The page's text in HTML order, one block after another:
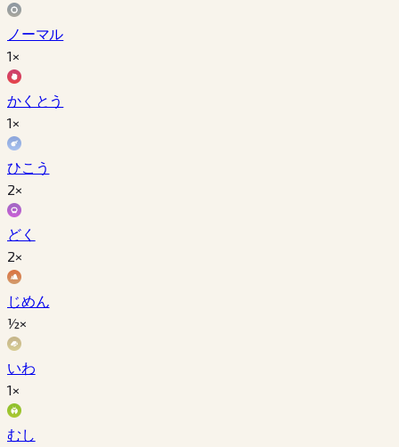
ノーマル
1×
かくとう
1×
ひこう
2×
どく
2×
じめん
½×
いわ
1×
むし